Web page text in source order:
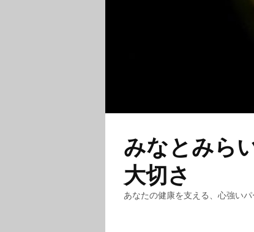
みなとみら
大切さ
あなたの健康を支える、心強いパ